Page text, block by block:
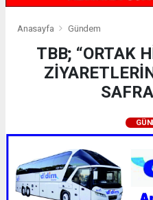
Anasayfa Gündem
TBB; “ORTAK